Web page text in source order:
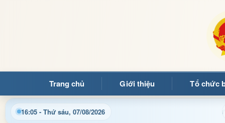
Trang chủ Giới thiệu Tổ chức
16:05 - Thứ sáu, 07/08/2026
Chào mừng quý bạn đọc đến với Trang thông tin điện tử xã